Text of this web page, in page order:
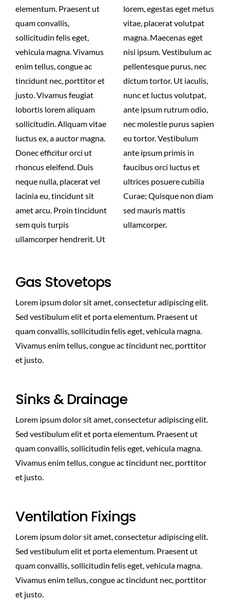
elementum. Praesent ut
quam convallis,
sollicitudin felis eget,
vehicula magna. Vivamus
enim tellus, congue ac
tincidunt nec, porttitor et
justo. Vivamus feugiat
lobortis lorem aliquam
sollicitudin. Aliquam vitae
luctus ex, a auctor magna.
Donec efficitur orci ut
rhoncus eleifend. Duis
neque nulla, placerat vel
lacinia eu, tincidunt sit
amet arcu. Proin tincidunt
sem quis turpis
ullamcorper hendrerit. Ut
lorem, egestas eget metus
vitae, placerat volutpat
magna. Maecenas eget
nisi ipsum. Vestibulum ac
pellentesque purus, nec
dictum tortor. Ut iaculis,
nunc et luctus volutpat,
ante ipsum rutrum odio,
nec molestie purus sapien
eu tortor. Vestibulum
ante ipsum primis in
faucibus orci luctus et
ultrices posuere cubilia
Curae; Quisque non diam
sed mauris mattis
ullamcorper.
Gas Stovetops
Lorem ipsum dolor sit amet, consectetur adipiscing elit.
Sed vestibulum elit et porta elementum. Praesent ut
quam convallis, sollicitudin felis eget, vehicula magna.
Vivamus enim tellus, congue ac tincidunt nec, porttitor
et justo.
Sinks & Drainage
Lorem ipsum dolor sit amet, consectetur adipiscing elit.
Sed vestibulum elit et porta elementum. Praesent ut
quam convallis, sollicitudin felis eget, vehicula magna.
Vivamus enim tellus, congue ac tincidunt nec, porttitor
et justo.
Ventilation Fixings
Lorem ipsum dolor sit amet, consectetur adipiscing elit.
Sed vestibulum elit et porta elementum. Praesent ut
quam convallis, sollicitudin felis eget, vehicula magna.
Vivamus enim tellus, congue ac tincidunt nec, porttitor
et justo.